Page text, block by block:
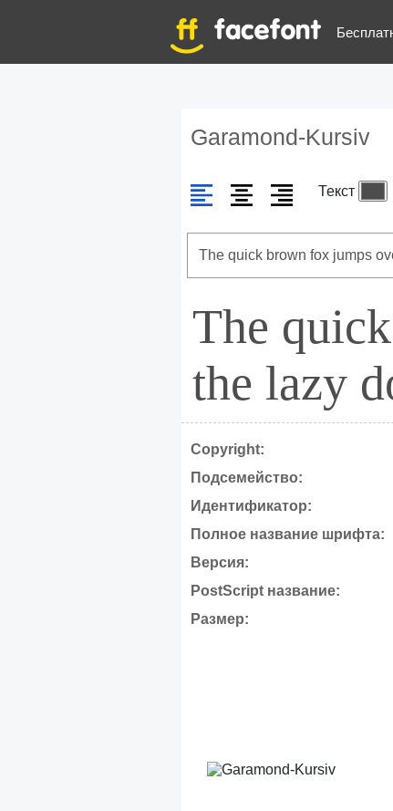
Garamond-Kursiv
Текст
The
the lazy
Copyright:
Подсемейство:
Идентификатор:
Полное название шрифта:
Версия:
PostScript название:
Размер: